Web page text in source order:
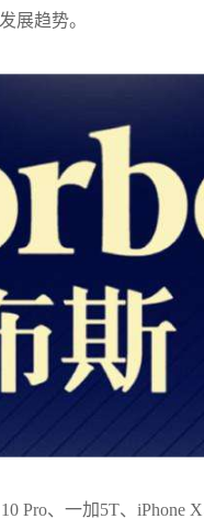
展趋势。
Pro、一加5T、iPhone